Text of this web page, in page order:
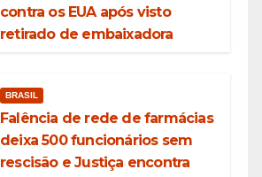
contra os EUA após visto
retirado de embaixadora
BRASIL
Falência de rede de farmácias
deixa 500 funcionários sem
rescisão e Justiça encontra